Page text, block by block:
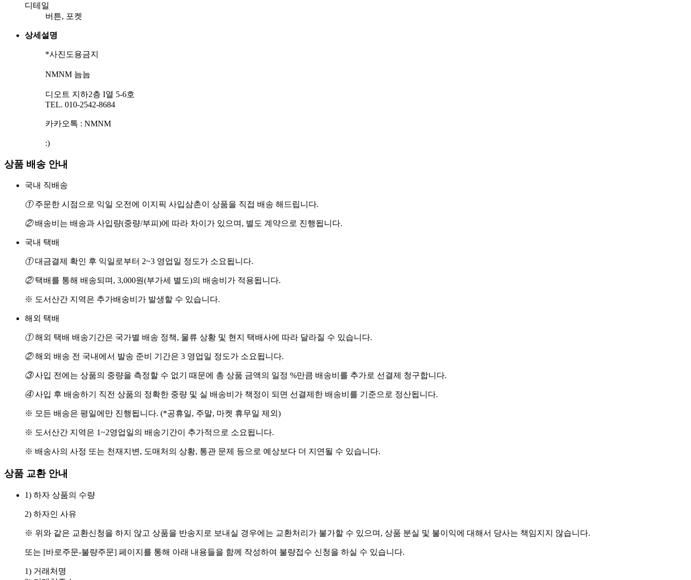
디테일
버튼, 포켓
상세설명
*사진도용금지
NMNM 늠늠
디오트 지하2층 I열 5-6호
TEL. 010-2542-8684
카카오톡 : NMNM
:)
상품 배송 안내
국내 직배송
①주문한 시점으로 익일 오전에 이지픽 사입삼촌이 상품을 직접 배송 해드립니다.
②배송비는 배송과 사입량(중량/부피)에 따라 차이가 있으며, 별도 계약으로 진행됩니다.
국내 택배
①대금결제 확인 후 익일로부터 2~3 영업일 정도가 소요됩니다.
②택배를 통해 배송되며, 3,000원(부가세 별도)의 배송비가 적용됩니다.
※ 도서산간 지역은 추가배송비가 발생할 수 있습니다.
해외 택배
①해외 택배 배송기간은 국가별 배송 정책, 물류 상황 및 현지 택배사에 따라 달라질 수 있습니다.
②해외 배송 전 국내에서 발송 준비 기간은 3 영업일 정도가 소요됩니다.
③사입 전에는 상품의 중량을 측정할 수 없기 때문에 총 상품 금액의 일정 %만큼 배송비를 추가로 선결제 청구합니다.
④사입 후 배송하기 직전 상품의 정확한 중량 및 실 배송비가 책정이 되면 선결제한 배송비를 기준으로 정산됩니다.
※ 모든 배송은 평일에만 진행됩니다. (*공휴일, 주말, 마켓 휴무일 제외)
※ 도서산간 지역은 1~2영업일의 배송기간이 추가적으로 소요됩니다.
※ 배송사의 사정 또는 천재지변, 도매처의 상황, 통관 문제 등으로 예상보다 더 지연될 수 있습니다.
상품 교환 안내
1) 하자 상품의 수량
2) 하자인 사유
※ 위와 같은 교환신청을 하지 않고 상품을 반송지로 보내실 경우에는 교환처리가 불가할 수 있으며, 상품 분실 및 불이익에 대해서 당사는 책임지지 않습니다.
또는 [바로주문-불량주문] 페이지를 통해 아래 내용들을 함께 작성하여 불량접수 신청을 하실 수 있습니다.
1) 거래처명